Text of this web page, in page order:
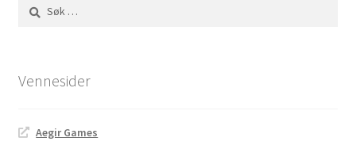
etter:
Vennesider
Aegir Games